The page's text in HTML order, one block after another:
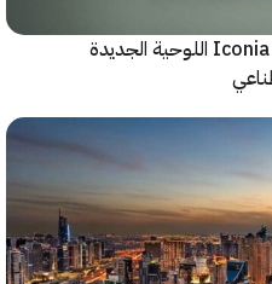
شركة Acer تكشف عن أجهزة Iconia Duo اللوحية الجديدة